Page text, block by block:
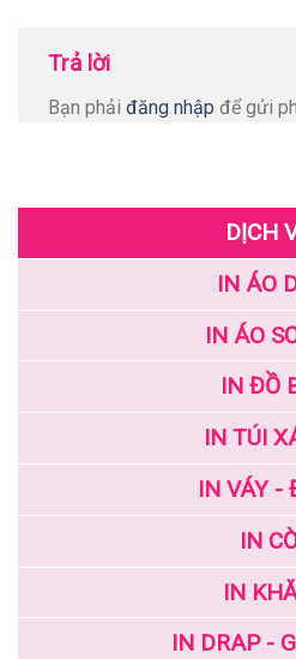
Trả lời
Bạn phải đăng nhập để gửi
DỊCH
IN ÁO
IN ÁO
IN ĐỒ
IN TÚI
IN VÁY -
IN
IN
IN DRAP -